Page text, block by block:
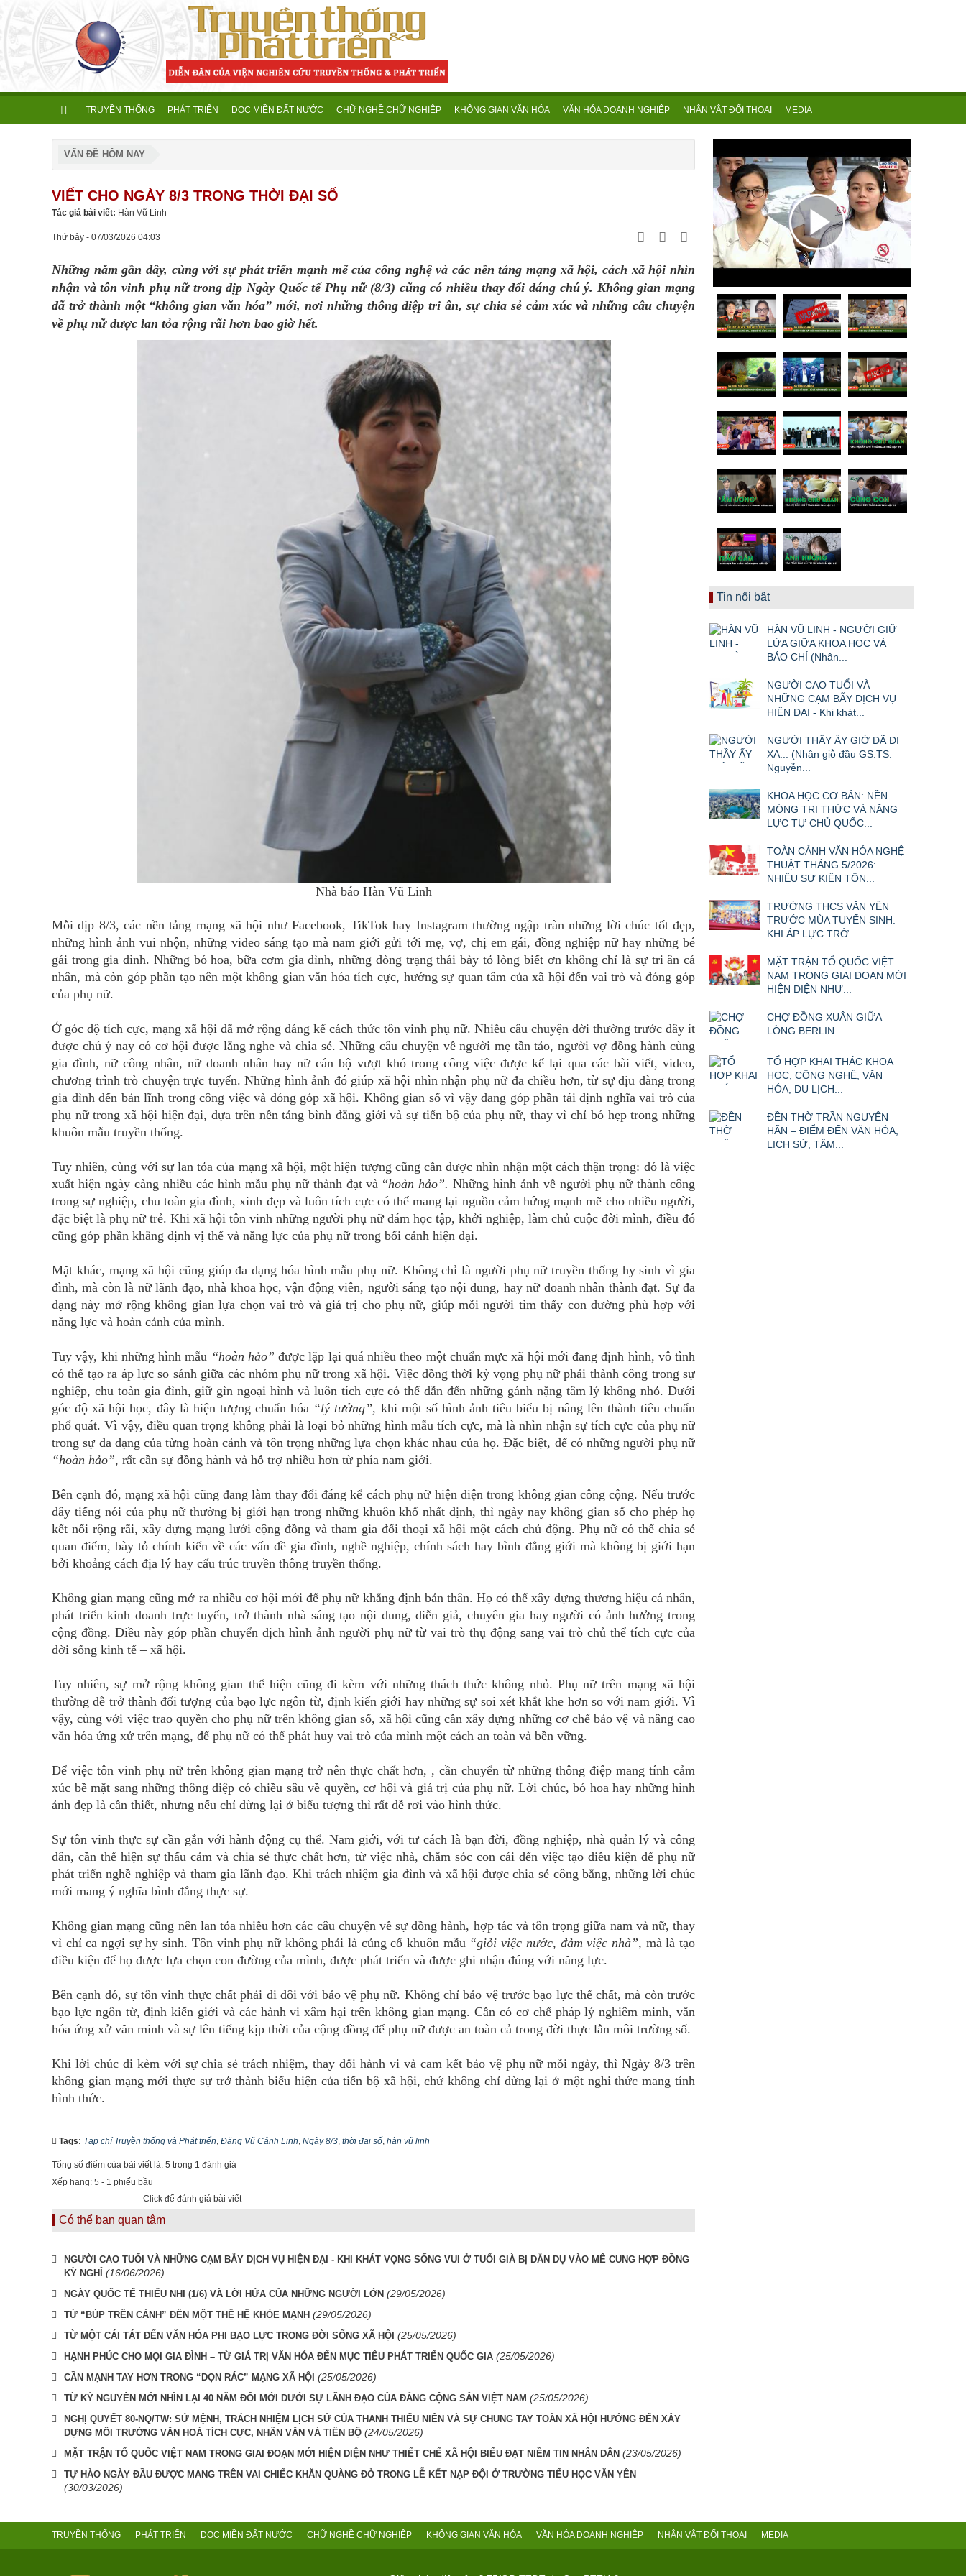
TRUYỀN THỐNG PHÁT TRIỂN DỌC MIỀN ĐẤT NƯỚC CHỮ NGHỀ CHỮ NGHIỆP KHÔNG GIAN VĂN HÓA VĂN HÓA DOANH NGHIỆP NHÂN VẬT ĐỐI THOẠI MEDIA
VẤN ĐỀ HÔM NAY
VIẾT CHO NGÀY 8/3 TRONG THỜI ĐẠI SỐ
Tác giả bài viết: Hàn Vũ Linh
Thứ bảy - 07/03/2026 04:03
Những năm gần đây, cùng với sự phát triển mạnh mẽ của công nghệ và các nền tảng mạng xã hội, cách xã hội nhìn
nhận và tôn vinh phụ nữ trong dịp Ngày Quốc tế Phụ nữ (8/3) cũng có nhiều thay đổi đáng chú ý. Không gian mạng
đã trở thành một “không gian văn hóa” mới, nơi những thông điệp tri ân, sự chia sẻ cảm xúc và những câu chuyện
về phụ nữ được lan tỏa rộng rãi hơn bao giờ hết.
Nhà báo Hàn Vũ Linh
Mỗi dịp 8/3, các nền tảng mạng xã hội như Facebook, TikTok hay Instagram thường ngập tràn những lời chúc tốt đẹp,
những hình ảnh vui nhộn, những video sáng tạo mà nam giới gửi tới mẹ, vợ, chị em gái, đồng nghiệp nữ hay những bé
gái trong gia đình. Những bó hoa, bữa cơm gia đình, những dòng trạng thái bày tỏ lòng biết ơn không chỉ là sự tri ân cá
nhân, mà còn góp phần tạo nên một không gian văn hóa tích cực, hướng sự quan tâm của xã hội đến vai trò và đóng góp
của phụ nữ.
Ở góc độ tích cực, mạng xã hội đã mở rộng đáng kể cách thức tôn vinh phụ nữ. Nhiều câu chuyện đời thường trước đây ít
được chú ý nay có cơ hội được lắng nghe và chia sẻ. Những câu chuyện về người mẹ tần tảo, người vợ đồng hành cùng
gia đình, nữ công nhân, nữ doanh nhân hay nữ cán bộ vượt khó trong công việc được kể lại qua các bài viết, video,
chương trình trò chuyện trực tuyến. Những hình ảnh đó giúp xã hội nhìn nhận phụ nữ đa chiều hơn, từ sự dịu dàng trong
gia đình đến bản lĩnh trong công việc và đóng góp xã hội. Không gian số vì vậy đang góp phần tái định nghĩa vai trò của
phụ nữ trong xã hội hiện đại, dựa trên nền tảng bình đẳng giới và sự tiến bộ của phụ nữ, thay vì chỉ bó hẹp trong những
khuôn mẫu truyền thống.
Tuy nhiên, cùng với sự lan tỏa của mạng xã hội, một hiện tượng cũng cần được nhìn nhận một cách thận trọng: đó là việc
xuất hiện ngày càng nhiều các hình mẫu phụ nữ thành đạt và “hoàn hảo”. Những hình ảnh về người phụ nữ thành công
trong sự nghiệp, chu toàn gia đình, xinh đẹp và luôn tích cực có thể mang lại nguồn cảm hứng mạnh mẽ cho nhiều người,
đặc biệt là phụ nữ trẻ. Khi xã hội tôn vinh những người phụ nữ dám học tập, khởi nghiệp, làm chủ cuộc đời mình, điều đó
cũng góp phần khẳng định vị thế và năng lực của phụ nữ trong bối cảnh hiện đại.
Mặt khác, mạng xã hội cũng giúp đa dạng hóa hình mẫu phụ nữ. Không chỉ là người phụ nữ truyền thống hy sinh vì gia
đình, mà còn là nữ lãnh đạo, nhà khoa học, vận động viên, người sáng tạo nội dung, hay nữ doanh nhân thành đạt. Sự đa
dạng này mở rộng không gian lựa chọn vai trò và giá trị cho phụ nữ, giúp mỗi người tìm thấy con đường phù hợp với
năng lực và hoàn cảnh của mình.
Tuy vậy, khi những hình mẫu “hoàn hảo” được lặp lại quá nhiều theo một chuẩn mực xã hội mới đang định hình, vô tình
có thể tạo ra áp lực so sánh giữa các nhóm phụ nữ trong xã hội. Việc đồng thời kỳ vọng phụ nữ phải thành công trong sự
nghiệp, chu toàn gia đình, giữ gìn ngoại hình và luôn tích cực có thể dẫn đến những gánh nặng tâm lý không nhỏ. Dưới
góc độ xã hội học, đây là hiện tượng chuẩn hóa “lý tưởng”, khi một số hình ảnh tiêu biểu bị nâng lên thành tiêu chuẩn
phổ quát. Vì vậy, điều quan trọng không phải là loại bỏ những hình mẫu tích cực, mà là nhìn nhận sự tích cực của phụ nữ
trong sự đa dạng của từng hoàn cảnh và tôn trọng những lựa chọn khác nhau của họ. Đặc biệt, để có những người phụ nữ
“hoàn hảo”, rất cần sự đồng hành và hỗ trợ nhiều hơn từ phía nam giới.
Bên cạnh đó, mạng xã hội cũng đang làm thay đổi đáng kể cách phụ nữ hiện diện trong không gian công cộng. Nếu trước
đây tiếng nói của phụ nữ thường bị giới hạn trong những khuôn khổ nhất định, thì ngày nay không gian số cho phép họ
kết nối rộng rãi, xây dựng mạng lưới cộng đồng và tham gia đối thoại xã hội một cách chủ động. Phụ nữ có thể chia sẻ
quan điểm, bày tỏ chính kiến về các vấn đề gia đình, nghề nghiệp, chính sách hay bình đẳng giới mà không bị giới hạn
bởi khoảng cách địa lý hay cấu trúc truyền thông truyền thống.
Không gian mạng cũng mở ra nhiều cơ hội mới để phụ nữ khẳng định bản thân. Họ có thể xây dựng thương hiệu cá nhân,
phát triển kinh doanh trực tuyến, trở thành nhà sáng tạo nội dung, diễn giả, chuyên gia hay người có ảnh hưởng trong
cộng đồng. Điều này góp phần chuyển dịch hình ảnh người phụ nữ từ vai trò thụ động sang vai trò chủ thể tích cực của
đời sống kinh tế – xã hội.
Tuy nhiên, sự mở rộng không gian thể hiện cũng đi kèm với những thách thức không nhỏ. Phụ nữ trên mạng xã hội
thường dễ trở thành đối tượng của bạo lực ngôn từ, định kiến giới hay những sự soi xét khắt khe hơn so với nam giới. Vì
vậy, cùng với việc trao quyền cho phụ nữ trên không gian số, xã hội cũng cần xây dựng những cơ chế bảo vệ và nâng cao
văn hóa ứng xử trên mạng, để phụ nữ có thể phát huy vai trò của mình một cách an toàn và bền vững.
Để việc tôn vinh phụ nữ trên không gian mạng trở nên thực chất hơn, , cần chuyển từ những thông điệp mang tính cảm
xúc bề mặt sang những thông điệp có chiều sâu về quyền, cơ hội và giá trị của phụ nữ. Lời chúc, bó hoa hay những hình
ảnh đẹp là cần thiết, nhưng nếu chỉ dừng lại ở biểu tượng thì rất dễ rơi vào hình thức.
Sự tôn vinh thực sự cần gắn với hành động cụ thể. Nam giới, với tư cách là bạn đời, đồng nghiệp, nhà quản lý và công
dân, cần thể hiện sự thấu cảm và chia sẻ thực chất hơn, từ việc nhà, chăm sóc con cái đến việc tạo điều kiện để phụ nữ
phát triển nghề nghiệp và tham gia lãnh đạo. Khi trách nhiệm gia đình và xã hội được chia sẻ công bằng, những lời chúc
mới mang ý nghĩa bình đẳng thực sự.
Không gian mạng cũng nên lan tỏa nhiều hơn các câu chuyện về sự đồng hành, hợp tác và tôn trọng giữa nam và nữ, thay
vì chỉ ca ngợi sự hy sinh. Tôn vinh phụ nữ không phải là củng cố khuôn mẫu “giỏi việc nước, đảm việc nhà”, mà là tạo
điều kiện để họ được lựa chọn con đường của mình, được phát triển và được ghi nhận đúng với năng lực.
Bên cạnh đó, sự tôn vinh thực chất phải đi đôi với bảo vệ phụ nữ. Không chỉ bảo vệ trước bạo lực thể chất, mà còn trước
bạo lực ngôn từ, định kiến giới và các hành vi xâm hại trên không gian mạng. Cần có cơ chế pháp lý nghiêm minh, văn
hóa ứng xử văn minh và sự lên tiếng kịp thời của cộng đồng để phụ nữ được an toàn cả trong đời thực lẫn môi trường số.
Khi lời chúc đi kèm với sự chia sẻ trách nhiệm, thay đổi hành vi và cam kết bảo vệ phụ nữ mỗi ngày, thì Ngày 8/3 trên
không gian mạng mới thực sự trở thành biểu hiện của tiến bộ xã hội, chứ không chỉ dừng lại ở một nghi thức mang tính
hình thức.
Tags: Tạp chí Truyền thống và Phát triển, Đặng Vũ Cảnh Linh, Ngày 8/3, thời đại số, hàn vũ linh
Tổng số điểm của bài viết là: 5 trong 1 đánh giá
Xếp hạng: 5 - 1 phiếu bầu
Click để đánh giá bài viết
Có thể bạn quan tâm
NGƯỜI CAO TUỔI VÀ NHỮNG CẠM BẪY DỊCH VỤ HIỆN ĐẠI - KHI KHÁT VỌNG SỐNG VUI Ở TUỔI GIÀ BỊ DẪN DỤ VÀO MÊ CUNG HỢP ĐỒNG
KỲ NGHỈ
(16/06/2026)
NGÀY QUỐC TẾ THIẾU NHI (1/6) VÀ LỜI HỨA CỦA NHỮNG NGƯỜI LỚN (29/05/2026)
TỪ “BÚP TRÊN CÀNH” ĐẾN MỘT THẾ HỆ KHỎE MẠNH (29/05/2026)
TỪ MỘT CÁI TÁT ĐẾN VĂN HÓA PHI BẠO LỰC TRONG ĐỜI SỐNG XÃ HỘI (25/05/2026)
HẠNH PHÚC CHO MỌI GIA ĐÌNH – TỪ GIÁ TRỊ VĂN HÓA ĐẾN MỤC TIÊU PHÁT TRIỂN QUỐC GIA (25/05/2026)
CẦN MẠNH TAY HƠN TRONG “DỌN RÁC” MẠNG XÃ HỘI (25/05/2026)
TỪ KỶ NGUYÊN MỚI NHÌN LẠI 40 NĂM ĐỔI MỚI DƯỚI SỰ LÃNH ĐẠO CỦA ĐẢNG CỘNG SẢN VIỆT NAM (25/05/2026)
NGHỊ QUYẾT 80-NQ/TW: SỨ MỆNH, TRÁCH NHIỆM LỊCH SỬ CỦA THANH THIẾU NIÊN VÀ SỰ CHUNG TAY TOÀN XÃ HỘI HƯỚNG ĐẾN XÂY
DỰNG MÔI TRƯỜNG VĂN HOÁ TÍCH CỰC, NHÂN VĂN VÀ TIẾN BỘ (24/05/2026)
MẶT TRẬN TỔ QUỐC VIỆT NAM TRONG GIAI ĐOẠN MỚI HIỆN DIỆN NHƯ THIẾT CHẾ XÃ HỘI BIỂU ĐẠT NIỀM TIN NHÂN DÂN (23/05/2026)
TỰ HÀO NGÀY ĐẦU ĐƯỢC MANG TRÊN VAI CHIẾC KHĂN QUÀNG ĐỎ TRONG LỄ KẾT NẠP ĐỘI Ở TRƯỜNG TIỂU HỌC VĂN YÊN
(30/03/2026)
Tin nổi bật
HÀN VŨ LINH - NGƯỜI GIỮ
LỬA GIỮA KHOA HỌC VÀ
BÁO CHÍ (Nhân...
NGƯỜI CAO TUỔI VÀ
NHỮNG CẠM BẪY DỊCH VỤ
HIỆN ĐẠI - Khi khát...
NGƯỜI THẦY ẤY GIỜ ĐÃ ĐI
XA... (Nhân giỗ đầu GS.TS.
Nguyễn...
KHOA HỌC CƠ BẢN: NỀN
MÓNG TRI THỨC VÀ NĂNG
LỰC TỰ CHỦ QUỐC...
TOÀN CẢNH VĂN HÓA NGHỆ
THUẬT THÁNG 5/2026:
NHIỀU SỰ KIỆN TÔN...
TRƯỜNG THCS VĂN YÊN
TRƯỚC MÙA TUYỂN SINH:
KHI ÁP LỰC TRỞ...
MẶT TRẬN TỔ QUỐC VIỆT
NAM TRONG GIAI ĐOẠN MỚI
HIỆN DIỆN NHƯ...
CHỢ ĐỒNG XUÂN GIỮA
LÒNG BERLIN
TỔ HỢP KHAI THÁC KHOA
HỌC, CÔNG NGHỆ, VĂN
HÓA, DU LỊCH...
ĐỀN THỜ TRẦN NGUYÊN
HÃN – ĐIỂM ĐẾN VĂN HÓA,
LỊCH SỬ, TÂM...
TRUYỀN THỐNG PHÁT TRIỂN DỌC MIỀN ĐẤT NƯỚC CHỮ NGHỀ CHỮ NGHIỆP KHÔNG GIAN VĂN HÓA VĂN HÓA DOANH NGHIỆP NHÂN VẬT ĐỐI THOẠI MEDIA